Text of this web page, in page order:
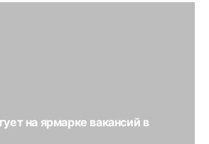
на ярмарке вакансий в